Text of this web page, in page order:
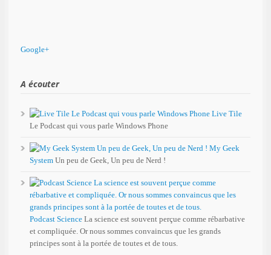
Google+
A écouter
Live Tile
Le Podcast qui vous parle Windows Phone
My Geek
System Un peu de Geek, Un peu de Nerd !
Podcast Science La science est souvent perçue comme rébarbative
et compliquée. Or nous sommes convaincus que les grands
principes sont à la portée de toutes et de tous.